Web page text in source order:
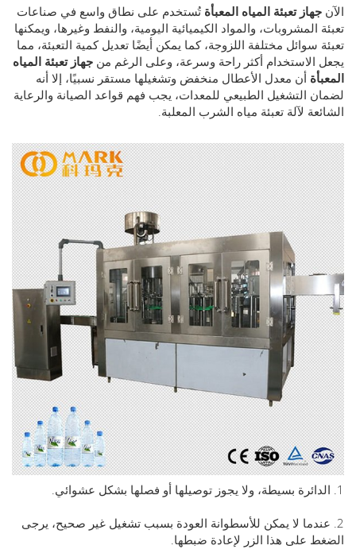
جهاز تعبئة المياه المعبأةتُستخدم على نطاق واسع في صناعات
المشروبات، والمواد الكيميائية اليومية، والنفط وغيرها، ويمكنها
سوائل مختلفة اللزوجة، كما يمكن أيضًا تعديل كمية التعبئة، مما
الاستخدام أكثر راحة وسرعة، وعلى الرغم منجهاز تعبئة المياه
أن معدل الأعطال منخفض وتشغيلها مستقر نسبيًا، إلا أنه
التشغيل الطبيعي للمعدات، يجب فهم قواعد الصيانة والرعاية
لآلة تعبئة مياه الشرب المعلبة.
لا يمكن للأسطوانة العودة بسبب تشغيل غير صحيح، يرجى
على هذا الزر لإعادة ضبطها.